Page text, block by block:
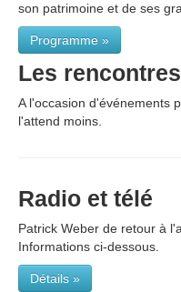
son patrimoine et de ses
Programme »
Les
A l'occasion d'événements
l'attend moins.
Radio et télé
Patrick Weber de retour à
Informations ci-dessous.
Détails »